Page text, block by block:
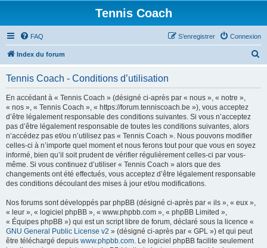
Tennis Coach
FAQ Connexion
S’enregistrer
Index du forum
Tennis Coach - Conditions d’utilisation
En accédant à « Tennis Coach » (désigné ci-après par « nous », « notre »,
« nos », « Tennis Coach », « https://forum.tenniscoach.be »), vous acceptez
d’être légalement responsable des conditions suivantes. Si vous n’acceptez
pas d’être légalement responsable de toutes les conditions suivantes, alors
n’accédez pas et/ou n’utilisez pas « Tennis Coach ». Nous pouvons modifier
celles-ci à n’importe quel moment et nous ferons tout pour que vous en soyez
informé, bien qu’il soit prudent de vérifier régulièrement celles-ci par vous-
même. Si vous continuez d’utiliser « Tennis Coach » alors que des
changements ont été effectués, vous acceptez d’être légalement responsable
des conditions découlant des mises à jour et/ou modifications.
Nos forums sont développés par phpBB (désigné ci-après par « ils », « eux »,
« leur », « logiciel phpBB », « www.phpbb.com », « phpBB Limited »,
« Équipes phpBB ») qui est un script libre de forum, déclaré sous la licence «
GNU General Public License v2 » (désigné ci-après par « GPL ») et qui peut
être téléchargé depuis www.phpbb.com. Le logiciel phpBB facilite seulement